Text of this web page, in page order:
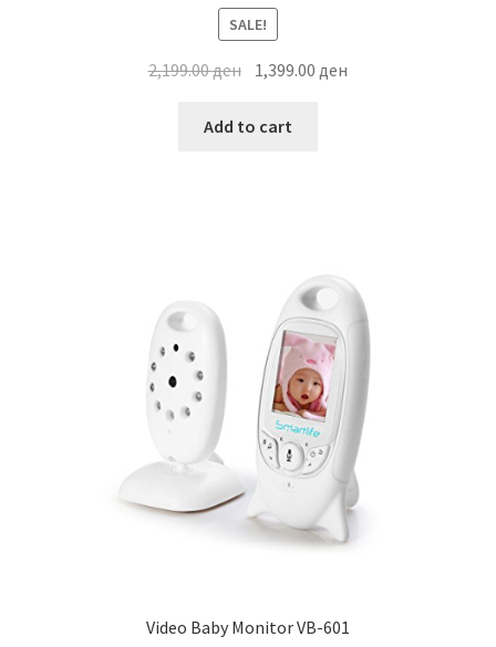
SALE!
2,199.00ден Original
was:
1,399.00 ден
Add to cart
Video Baby Monitor VB-601